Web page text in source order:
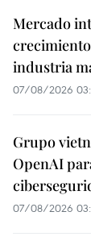
Mercado
industria
07/08/2026
Grupo
OpenAI
07/08/2026